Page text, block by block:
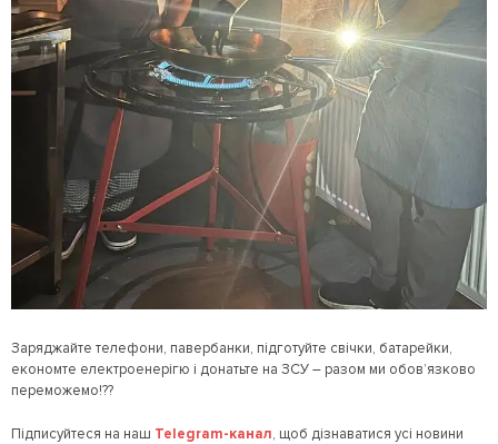
Заряджайте телефони, павербанки, підготуйте свічки, батарейки,
економте електроенерігю і донатьте на ЗСУ – разом ми обов’язково
переможемо!??
Підписуйтеся на наш Telegram-канал, щоб дізнаватися усі новини